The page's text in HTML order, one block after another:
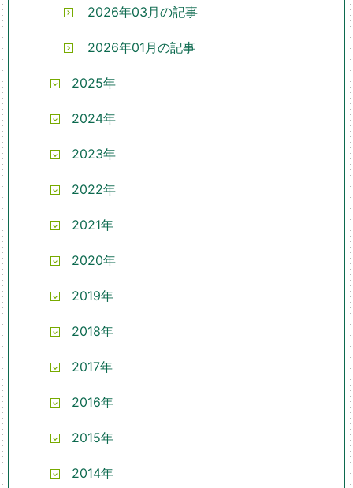
2026年03月の記事
2026年01月の記事
2025年
2024年
2023年
2022年
2021年
2020年
2019年
2018年
2017年
2016年
2015年
2014年